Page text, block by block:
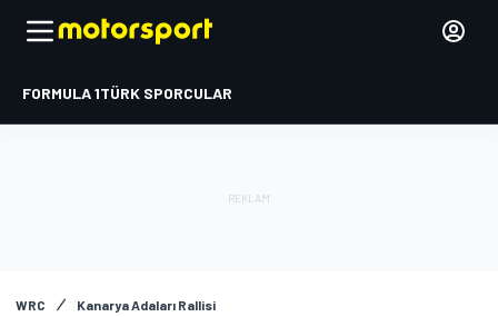
FORMULA 1TÜRK SPORCULAR
WRC Kanarya Adaları Rallisi